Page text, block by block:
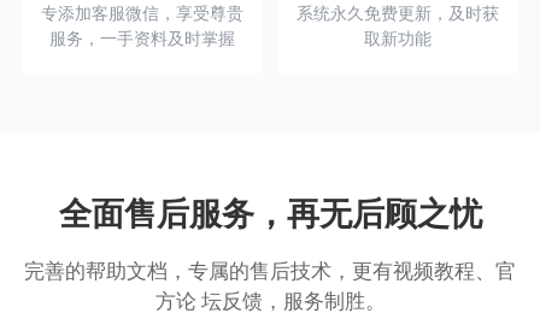
专添加客服微信，享受尊贵
服务，一手资料及时掌握
系统永久免费更新，及时获
取新功能
全面售后服务，再无后顾之忧
完善的帮助文档，专属的售后技术，更有视频教程、官
方论 坛反馈，服务制胜。